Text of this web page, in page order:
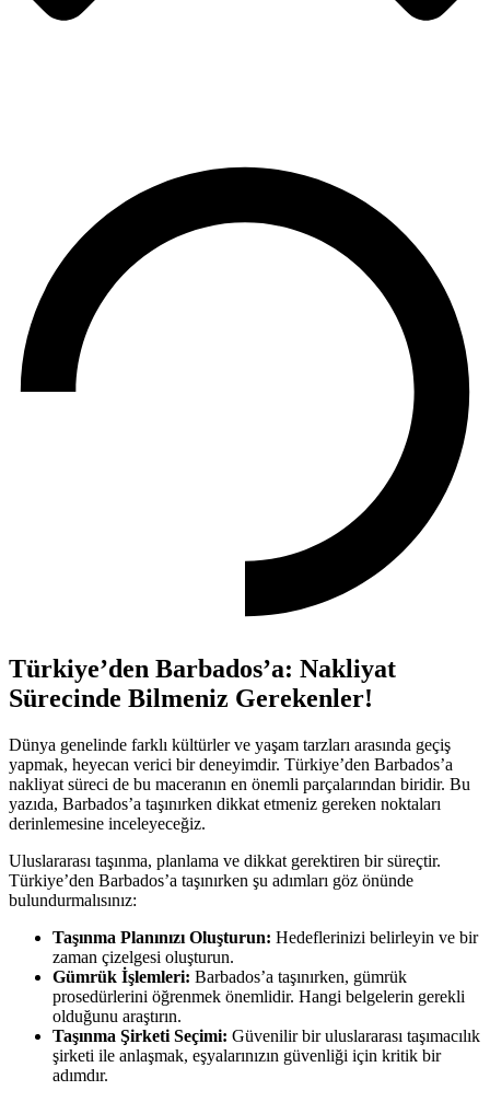
Türkiye’den Barbados’a: Nakliyat
Sürecinde Bilmeniz Gerekenler!
Dünya genelinde farklı kültürler ve yaşam tarzları arasında geçiş
yapmak, heyecan verici bir deneyimdir. Türkiye’den Barbados’a
nakliyat süreci de bu maceranın en önemli parçalarından biridir. Bu
yazıda, Barbados’a taşınırken dikkat etmeniz gereken noktaları
derinlemesine inceleyeceğiz.
Uluslararası taşınma, planlama ve dikkat gerektiren bir süreçtir.
Türkiye’den Barbados’a taşınırken şu adımları göz önünde
bulundurmalısınız:
Taşınma Planınızı Oluşturun: Hedeflerinizi belirleyin ve bir
zaman çizelgesi oluşturun.
Gümrük İşlemleri: Barbados’a taşınırken, gümrük
prosedürlerini öğrenmek önemlidir. Hangi belgelerin gerekli
olduğunu araştırın.
Taşınma Şirketi Seçimi: Güvenilir bir uluslararası taşımacılık
şirketi ile anlaşmak, eşyalarınızın güvenliği için kritik bir
adımdır.